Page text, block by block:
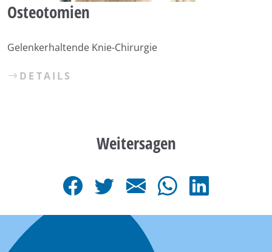
Osteotomien
Gelenkerhaltende Knie-Chirurgie
DETAILS
Weitersagen